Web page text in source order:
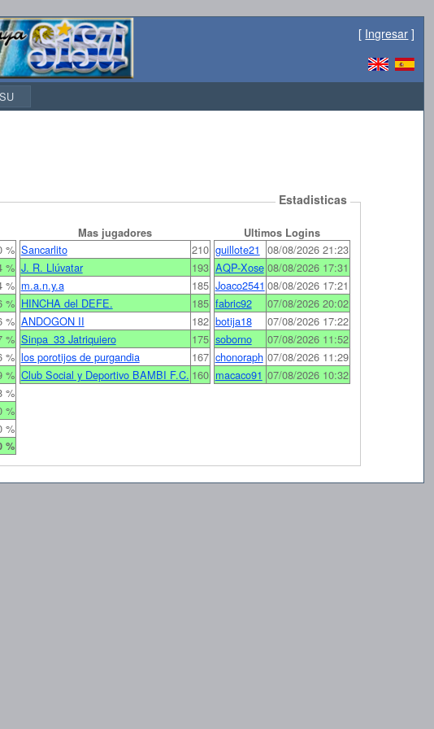
[ Ingresar ]
Estadisticas
Mas jugadores
Ultimos Logins
%
%
%
%
%
%
%
%
%
%
%
%
Sancarlito
210
J. R. Llúvatar
193
m.a.n.y.a
185
HINCHA del DEFE.
185
ANDOGON II
182
Sinpa_33 Jatriquiero
175
los porotijos de purgandia
167
Club Social y Deportivo BAMBI F.C. 160
guillote21 08/08/2026 21:23
AQP-Xose 08/08/2026 17:31
Joaco2541 08/08/2026 17:21
fabric92
07/08/2026 20:02
botija18
07/08/2026 17:22
soborno
07/08/2026 11:52
chonoraph 07/08/2026 11:29
macaco91 07/08/2026 10:32